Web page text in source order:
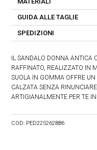
GUIDA ALLE TAGLIE
SPEDIZIONI
IL SANDALO DONNA ANTICA
RAFFINATO, REALIZZATO IN
SUOLA IN GOMMA OFFRE
CALZATA SENZA
ARTIGIANALMENTE PER TE
COD: PED225262BB6